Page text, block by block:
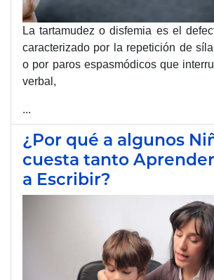
La tartamudez o disfemia es el
caracterizado por la repetición de
o por paros espasmódicos que
verbal,
...
¿Por qué a algunos
cuesta tanto
a Escribir?